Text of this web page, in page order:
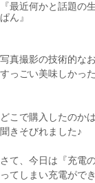
『最近何かと話題の
ぱん』
写真撮影の技術的な
すっごい美味しかっ
どこで購入したのか
聞きそびれました♪
さて、今日は『充電
ってしまい充電ができ